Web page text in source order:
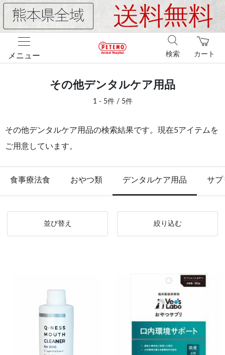
メニュー カート
検索
その他デンタルケア用品
1 - 5件 / 5件
その他デンタルケア用品の検索結果です。現在5アイテムを
ご用意しています。
食事療法食 おやつ類 デンタルケア用品 サプ
並び替え 絞り込む